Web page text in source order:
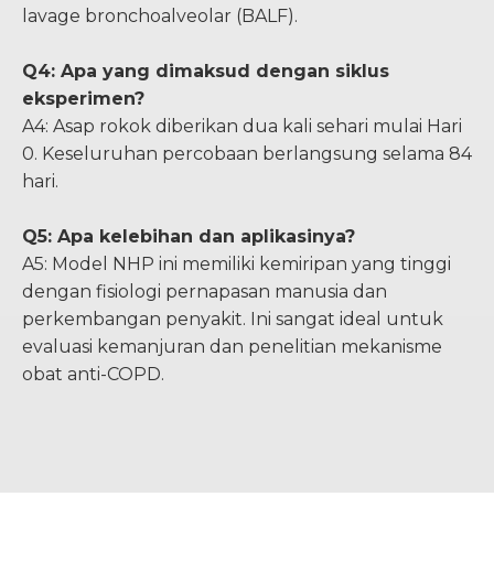
lavage bronchoalveolar (BALF).
Q4: Apa yang dimaksud dengan siklus
eksperimen?
A4: Asap rokok diberikan dua kali sehari mulai Hari
0. Keseluruhan percobaan berlangsung selama 84
hari.
Q5: Apa kelebihan dan aplikasinya?
A5: Model NHP ini memiliki kemiripan yang tinggi
dengan fisiologi pernapasan manusia dan
perkembangan penyakit. Ini sangat ideal untuk
evaluasi kemanjuran dan penelitian mekanisme
obat anti-COPD.